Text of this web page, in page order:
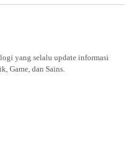
yang selalu update informasi
Game, dan Sains.